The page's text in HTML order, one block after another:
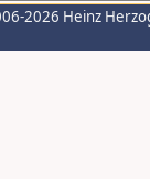
2026 Heinz